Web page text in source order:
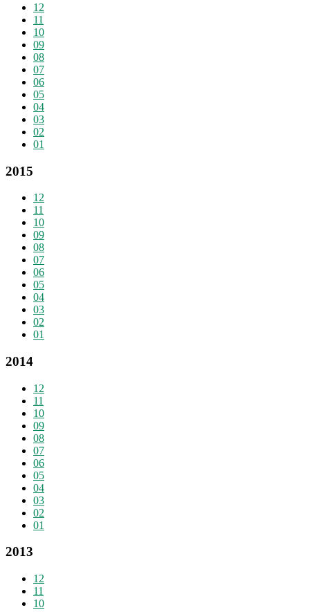
12
11
10
09
08
07
06
05
04
03
02
01
2015
12
11
10
09
08
07
06
05
04
03
02
01
2014
12
11
10
09
08
07
06
05
04
03
02
01
2013
12
11
10